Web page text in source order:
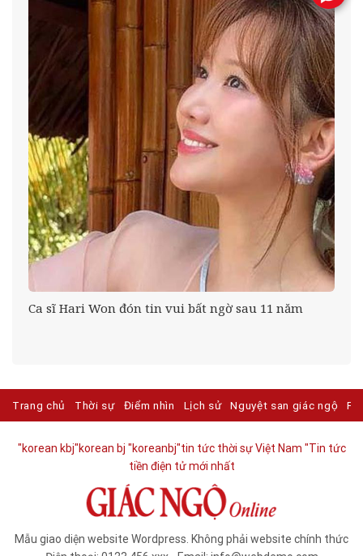
Ca sĩ Hari Won đón tin vui bất ngờ sau 11 năm
Trang chủ Thời sự Điểm nhìn Lịch sử Nguyệt san giác ngộ
"korean kbj​"korean bj "koreanbj​"tin tức thời sự Việt Nam "Tin tức
tiền điện tử mới nhất​
Mẫu giao diện website Wordpress. Không phải website chính thức